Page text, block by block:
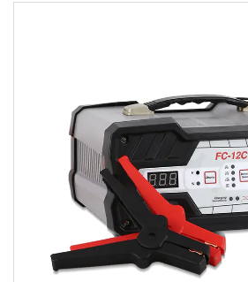
参数：
●采用MOSFET和先进的开关电源
便携式，可为6/12/24V铅酸电池
护 ●防反接保护 ●浮充功能 ●适用
货车、轻卡 ●附带配件：充
阅读更多